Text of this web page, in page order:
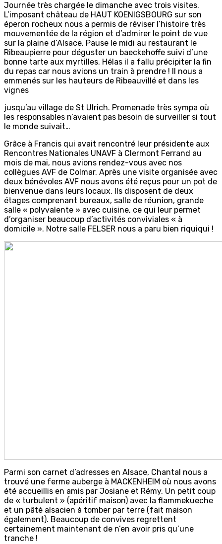
Journée très chargée le dimanche avec trois visites.
L’imposant château de HAUT KOENIGSBOURG sur son
éperon rocheux nous a permis de réviser l’histoire très
mouvementée de la région et d’admirer le point de vue
sur la plaine d’Alsace. Pause le midi au restaurant le
Ribeaupierre pour déguster un baeckehoffe suivi d’une
bonne tarte aux myrtilles. Hélas il a fallu précipiter la fin
du repas car nous avions un train à prendre ! Il nous a
emmenés sur les hauteurs de Ribeauvillé et dans les
vignes
jusqu’au village de St Ulrich. Promenade très sympa où
les responsables n’avaient pas besoin de surveiller si tout
le monde suivait…
Grâce à Francis qui avait rencontré leur présidente aux
Rencontres Nationales UNAVF à Clermont Ferrand au
mois de mai, nous avions rendez-vous avec nos
collègues AVF de Colmar. Après une visite organisée avec
deux bénévoles AVF nous avons été reçus pour un pot de
bienvenue dans leurs locaux. Ils disposent de deux
étages comprenant bureaux, salle de réunion, grande
salle « polyvalente » avec cuisine, ce qui leur permet
d’organiser beaucoup d’activités conviviales « à
domicile ». Notre salle FELSER nous a paru bien riquiqui !
Parmi son carnet d’adresses en Alsace, Chantal nous a
trouvé une ferme auberge à MACKENHEIM où nous avons
été accueillis en amis par Josiane et Rémy. Un petit coup
de « turbulent » (apéritif maison) avec la flammekueche
et un pâté alsacien à tomber par terre (fait maison
également). Beaucoup de convives regrettent
certainement maintenant de n’en avoir pris qu’une
tranche !